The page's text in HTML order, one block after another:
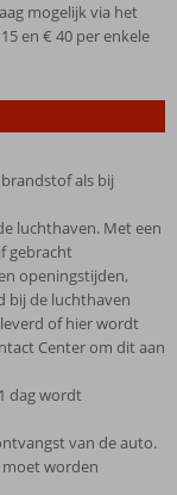
mogelijk via het
en € 40 per enkele
als bij
luchthaven. Met een
gebracht
openingstijden,
bij de luchthaven
of hier wordt
Center om dit aan
dag wordt
van de auto.
worden